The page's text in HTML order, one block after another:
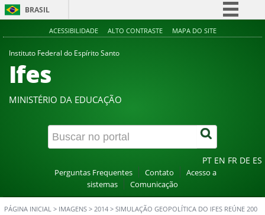
BRASIL
Simplifique!
Canais
ACESSIBILIDADE ALTO CONTRASTE MAPA DO SITE
Instituto Federal do Espírito Santo
Ifes
MINISTÉRIO DA EDUCAÇÃO
PT EN FR DE ES
Perguntas Frequentes Contato
Acesso a
sistemas
Comunicação
PÁGINA INICIAL > IMAGENS > 2014 > SIMULAÇÃO GEOPOLÍTICA DO IFES REÚNE 200